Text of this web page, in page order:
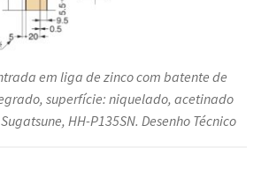
em liga de zinco com batente de
superfície: niquelado, acetinado
HH-P135SN. Desenho Técnico